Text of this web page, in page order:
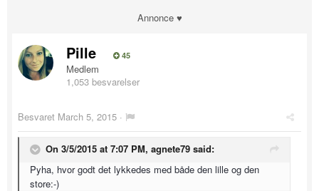
Annonce ♥
Pille 45
Medlem
1,053 besvarelser
Besvaret March 5, 2015 ·
On 3/5/2015 at 7:07 PM, agnete79 said:
Pyha, hvor godt det lykkedes med både den lille og den
store:-)